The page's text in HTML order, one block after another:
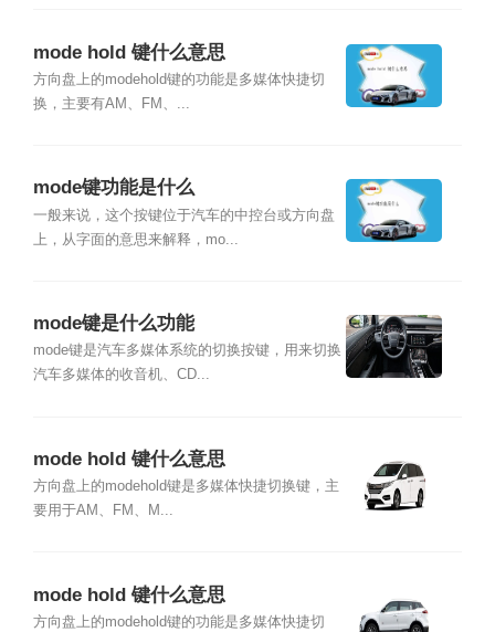
mode hold 键什么意思
方向盘上的modehold键的功能是多媒体快捷切
换，主要有AM、FM、...
mode键功能是什么
一般来说，这个按键位于汽车的中控台或方向盘
上，从字面的意思来解释，mo...
mode键是什么功能
mode键是汽车多媒体系统的切换按键，用来切换
汽车多媒体的收音机、CD...
mode hold 键什么意思
方向盘上的modehold键是多媒体快捷切换键，主
要用于AM、FM、M...
mode hold 键什么意思
方向盘上的modehold键的功能是多媒体快捷切